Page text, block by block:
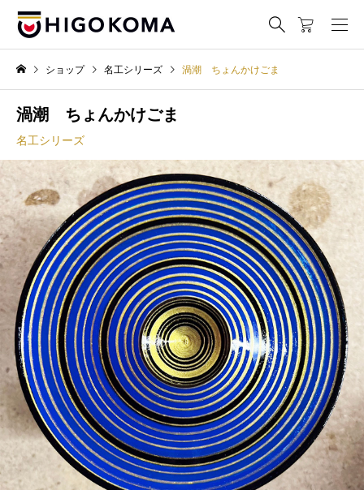
ショップ 名工シリーズ 渦潮 ちょんかけごま
渦潮 ちょんかけごま
名工シリーズ